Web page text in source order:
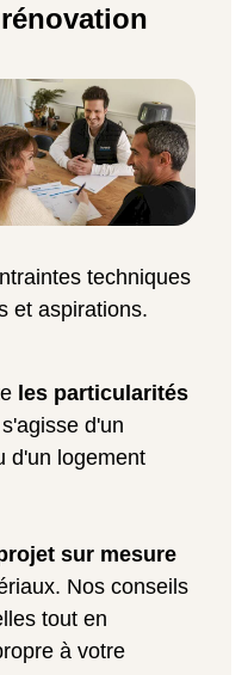
techniques
et aspirations.
les particularités
d'un
d'un logement
sur mesure
Nos conseils
tout en
à votre